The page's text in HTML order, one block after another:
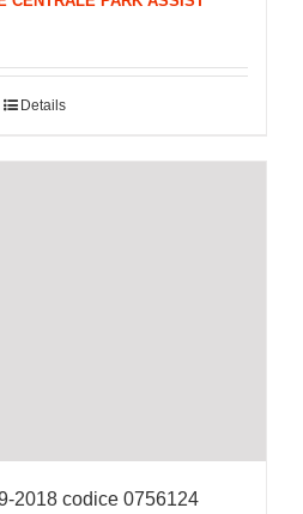
Details
2018 codice 0756124